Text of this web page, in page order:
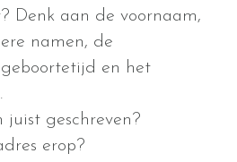
Denk aan de voornaam,
namen, de
en het
geschreven?
erop?